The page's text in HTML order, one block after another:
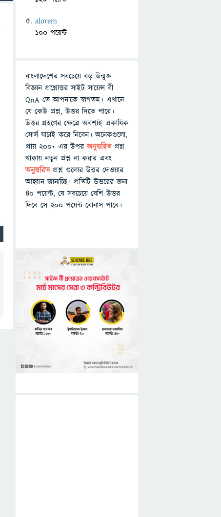
alorem
100 পয়েন্ট
বাংলাদেশের সবচেয়ে বড় উন্মুক্ত
বিজ্ঞান প্রশ্নোত্তর সাইট সায়েন্স বী
QnA তে আপনাকে স্বাগতম। এখানে
যে কেউ প্রশ্ন, উত্তর দিতে পারে।
উত্তর গ্রহণের ক্ষেত্রে অবশ্যই একাধিক
সোর্স যাচাই করে নিবেন। অনেকগুলো,
প্রায় ২০০+ এর উপরঅনুত্তরিতপ্রশ্ন
থাকায় নতুন প্রশ্ন না করার এবং
অনুত্তরিত প্রশ্ন গুলোর উত্তর দেওয়ার
আহ্বান জানাচ্ছি। প্রতিটি উত্তরের জন্য
৪০ পয়েন্ট, যে সবচেয়ে বেশি উত্তর
দিবে সে ২০০ পয়েন্ট বোনাস পাবে।